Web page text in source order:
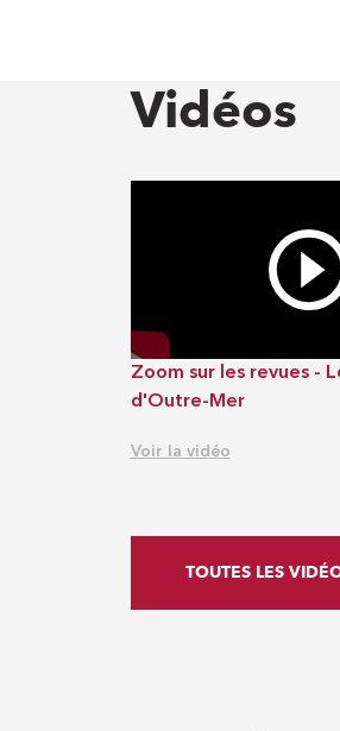
Vidéos
Zoom sur les revues -
d'Outre-Mer
Voir la vidéo
TOUTES LES